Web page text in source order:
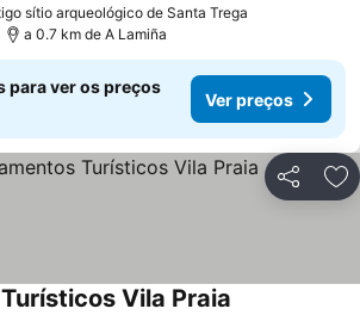
sítio arqueológico de Santa Trega
a 0.7 km de A Lamiña
para ver os preços
Ver preços
Partilhar
Vila Praia